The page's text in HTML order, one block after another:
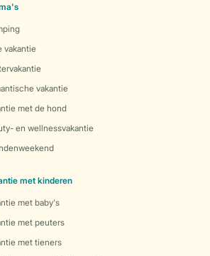
vakantie
vakantie
met de hond
en wellnessvakantie
met kinderen
met baby's
met peuters
met tieners